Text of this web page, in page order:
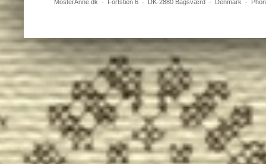
MosterAnne.dk - Fortstien 6- DK-2880 Bagsværd- Denmark -